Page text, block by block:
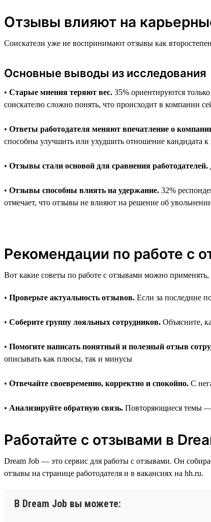
Отзывы влияют на
Соискатели уже не воспринимают отзывы как
Основные выводы из исследования
• Старые мнения теряют вес. 35% ориентируются
соискателю сложно понять, что происходит в компании
• Ответы работодателя меняют впечатление о
способны улучшить или ухудшить отношение кандидата
• Отзывы стали основой для сравнения работодателей.
• Отзывы способны влиять на удержание. 32%
отмечает, что отзывы не влияют на решение об
Рекомендации по работе с
Вот какие советы по работе с отзывами можно
• Проверьте актуальность отзывов. Если за последние
• Соберите группу лояльных сотрудников. Объясните,
• Помогите написать понятный и полезный отзыв
описывать как плюсы, так и минусы
• Отвечайте своевременно, корректно и спокойно. С
• Анализируйте обратную связь. Повторяющиеся темы —
Работайте с отзывами в
Dream Job — это сервис для работы с отзывами. Он
отзывы на странице работодателя и в вакансиях на hh.ru.
В Dream Job вы можете: